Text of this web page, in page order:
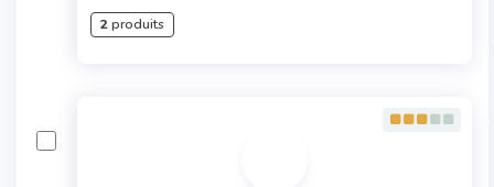
2produits